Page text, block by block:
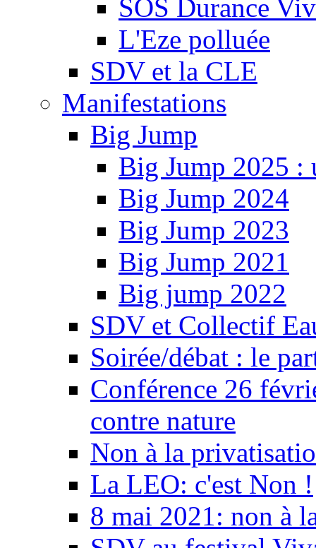
SOS Durance
L'Eze polluée
SDV et la CLE
Manifestations
Big Jump
Big Jump 2025 :
Big Jump 2024
Big Jump 2023
Big Jump 2021
Big jump 2022
SDV et Collectif
Soirée/débat : le
Conférence 26
contre nature
Non à la
La LEO: c'est Non !
8 mai 2021: non à